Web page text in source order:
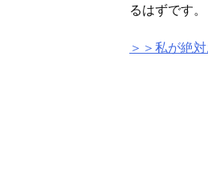
るはずです。
＞＞私が絶